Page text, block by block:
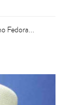
Fedora...